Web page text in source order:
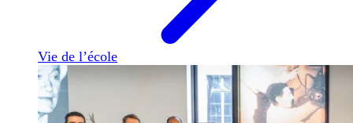
Vie de l’école